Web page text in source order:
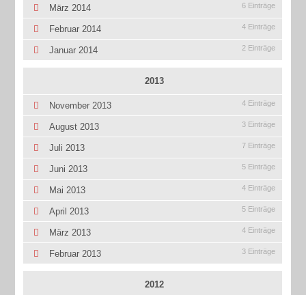
März 2014 6 Einträge
Februar 2014 4 Einträge
Januar 2014 2 Einträge
2013
November 2013 4 Einträge
August 2013 3 Einträge
Juli 2013 7 Einträge
Juni 2013 5 Einträge
Mai 2013 4 Einträge
April 2013 5 Einträge
März 2013 4 Einträge
Februar 2013 3 Einträge
2012